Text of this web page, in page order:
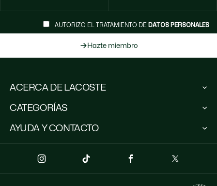
AUTORIZO EL TRATAMIENTO DE DATOS PERSONALES
Hazte miembro
AYUDA Y CONTACTO
(+57) 3102511321*
CATEGORÍAS
Colección Hombre
Colección Niños
Polos para mujer
ACERCA DE LACOSTE
Protección de la marca
Trabaja con nosotros
Lacoste Members